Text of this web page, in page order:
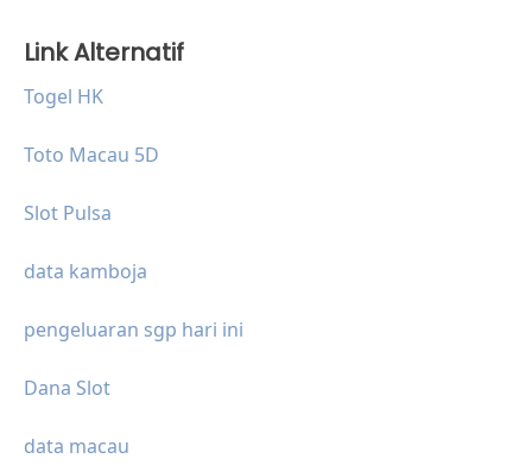
Link Alternatif
Togel HK
Toto Macau 5D
Slot Pulsa
data kamboja
pengeluaran sgp hari ini
Dana Slot
data macau